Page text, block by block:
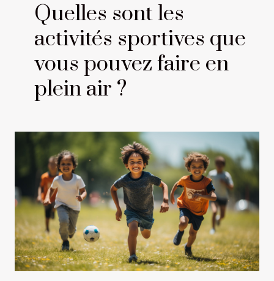
Quelles sont les
activités sportives que
vous pouvez faire en
plein air ?